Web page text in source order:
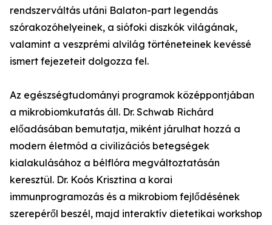
rendszerváltás utáni Balaton-part legendás
szórakozóhelyeinek, a siófoki diszkók világának,
valamint a veszprémi alvilág történeteinek kevéssé
ismert fejezeteit dolgozza fel.
Az egészségtudományi programok középpontjában
a mikrobiomkutatás áll. Dr. Schwab Richárd
előadásában bemutatja, miként járulhat hozzá a
modern életmód a civilizációs betegségek
kialakulásához a bélflóra megváltoztatásán
keresztül. Dr. Koós Krisztina a korai
immunprogramozás és a mikrobiom fejlődésének
szerepéről beszél, majd interaktív dietetikai workshop